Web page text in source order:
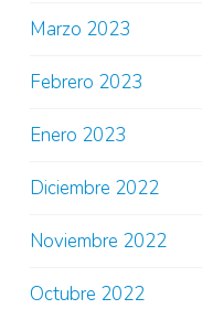
Marzo 2023
Febrero 2023
Enero 2023
Diciembre 2022
Noviembre 2022
Octubre 2022